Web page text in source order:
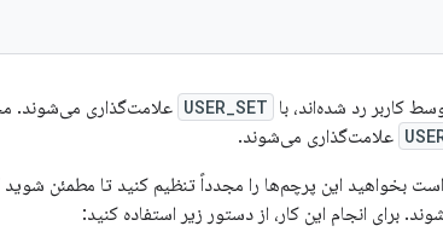
کاربر رد شده‌اند، با USER_SET علامت‌گذاری می‌شوند.
علامت‌گذاری می‌شوند.
بخواهید این پرچم‌ها را مجدداً تنظیم کنید تا مطمئن شوید
برای انجام این کار، از دستور زیر استفاده کنید: